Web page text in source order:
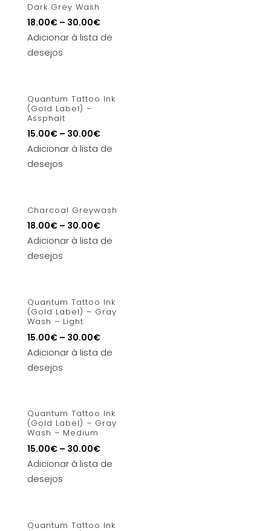
Dark Grey Wash
18.00€– 30.00€
Adicionar à lista de
desejos
Quantum Tattoo Ink
(Gold Label) –
Assphalt
15.00€– 30.00€
Adicionar à lista de
desejos
Charcoal Greywash
18.00€– 30.00€
Adicionar à lista de
desejos
Quantum Tattoo Ink
(Gold Label) – Gray
Wash – Light
15.00€– 30.00€
Adicionar à lista de
desejos
Quantum Tattoo Ink
(Gold Label) – Gray
Wash – Medium
15.00€– 30.00€
Adicionar à lista de
desejos
Quantum Tattoo Ink